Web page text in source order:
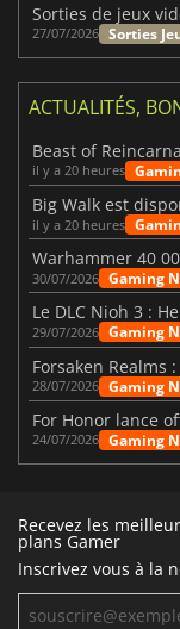
27/07/2026 Sorties
ACTUALITÉS,
il y a 20 heures
il y a 20 heures
30/07/2026 Gaming
29/07/2026 Gaming
28/07/2026 Gaming
24/07/2026 Gaming
Recevez les
plans Gamer
Inscrivez vous à la